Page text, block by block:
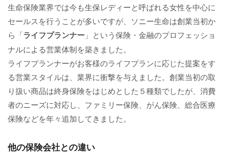
生命保険業界では今も生保レディーと呼ばれる女性を中心に
セールスを行うことが多いですが、ソニー生命は創業当初か
ら「ライフプランナー 」という保険・金融のプロフェッショ
ナルによる営業体制を築きました。
ライフプランナーがお客様のライフプランに応じた提案をす
る営業スタイルは、業界に衝撃を与えました。創業当初の取
り扱い商品は終身保険をはじめとした５種類でしたが、消費
者のニーズに対応し、ファミリー保険、がん保険、総合医療
保険などを年々追加してきました。
他の保険会社との違い